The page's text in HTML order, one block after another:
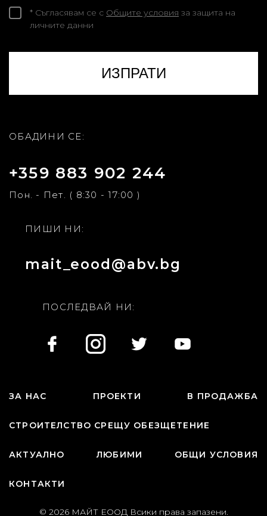
* Съгласявам се с Общите условия за защита на
личните данни
ОБАДИНИ СЕ:
+359 883 902 244
Пон. - Пет. ( 8:30 - 17:00 )
ПИШИ НИ:
mait_eood@abv.bg
ПОСЛЕДВАЙ НИ:
ЗА НАС ПРОЕКТИ В ПРОДАЖБА
СТРОИТЕЛСТВО СРЕЩУ ОБЕЗЩЕТЕНИЕ
АКТУАЛНО ЛЮБИМИ ОБЩИ УСЛОВИЯ
КОНТАКТИ
© 2026 МАЙТ ЕООД Всики права запазени.